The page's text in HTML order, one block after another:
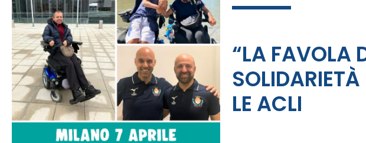
“LA FAVOLA
LE ACLI